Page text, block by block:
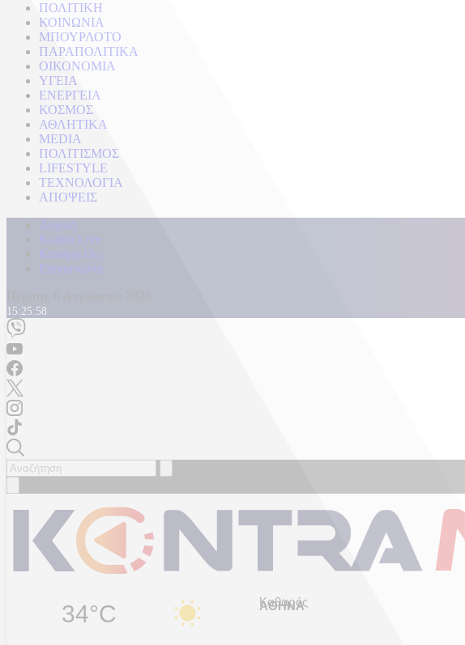
ΠΟΛΙΤΙΚΗ
ΚΟΙΝΩΝΙΑ
ΜΠΟΥΡΛΟΤΟ
ΠΑΡΑΠΟΛΙΤΙΚΑ
ΟΙΚΟΝΟΜΙΑ
ΥΓΕΙΑ
ΕΝΕΡΓΕΙΑ
ΚΟΣΜΟΣ
ΑΘΛΗΤΙΚΑ
MEDIA
ΠΟΛΙΤΙΣΜΟΣ
LIFESTYLE
ΤΕΧΝΟΛΟΓΙΑ
ΑΠΟΨΕΙΣ
Αρχική
Kontra Live
Καταγγελίες
Επικοινωνία
15:26:00
34°C Καθαρός